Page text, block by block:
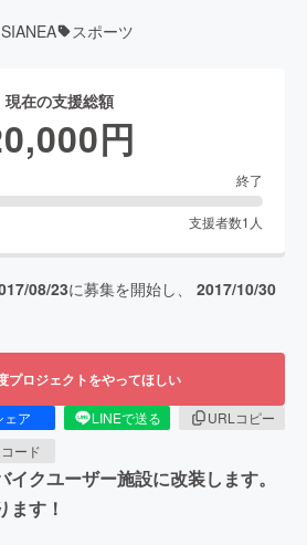
SIANEA スポーツ
現在の支援総額
円
終了
支援者数1 人
08/23に募集を開始し、 2017/10/30
プロジェクトをやってほしい
ェア LINEで送る
URLコピー
ード
クユーザー施設に改装します。
ます！